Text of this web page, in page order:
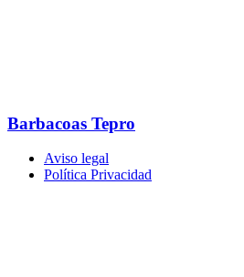
Barbacoas Tepro
Aviso legal
Política Privacidad